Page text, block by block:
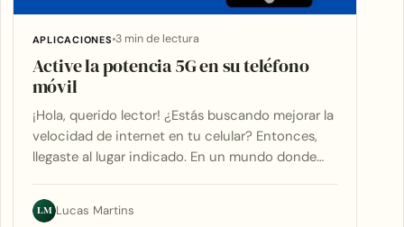
APLICACIONES 3 min de lectura
Active la potencia 5G en su teléfono
móvil
¡Hola, querido lector! ¿Estás buscando mejorar la
velocidad de internet en tu celular? Entonces,
llegaste al lugar indicado. En un mundo donde…
LM Lucas Martins